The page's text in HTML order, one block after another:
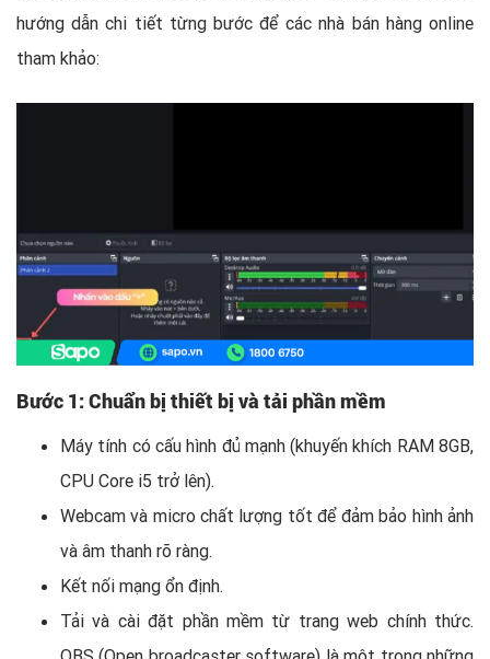
hướng dẫn chi tiết từng bước để các nhà bán hàng online
tham khảo:
Bước 1: Chuẩn bị thiết bị và tải phần mềm
Máy tính có cấu hình đủ mạnh (khuyến khích RAM 8GB,
CPU Core i5 trở lên).
Webcam và micro chất lượng tốt để đảm bảo hình ảnh
và âm thanh rõ ràng.
Kết nối mạng ổn định.
Tải và cài đặt phần mềm từ trang web chính thức.